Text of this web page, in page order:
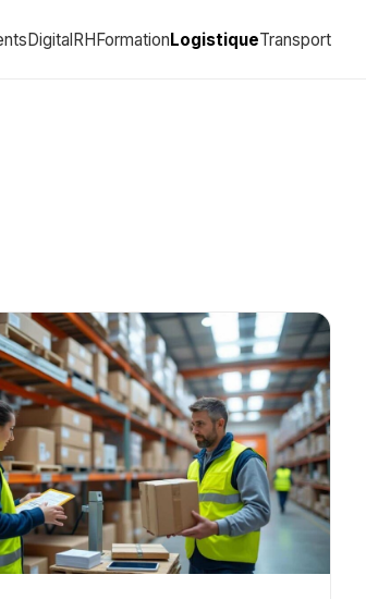
DigitalRHFormationLogistiqueTransport